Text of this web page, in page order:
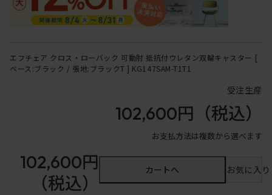
エフチェア クロス・ローバック 可動肘 抵抗付ウレタン双輪キャスター [
ベース:ブラック / 張地:ブラックT ] KG147SAM-T1T1
受注生産
102,600円 （税込）
お支払方法は複数から選べます
102,600円
（税込）
カートへ お気に入